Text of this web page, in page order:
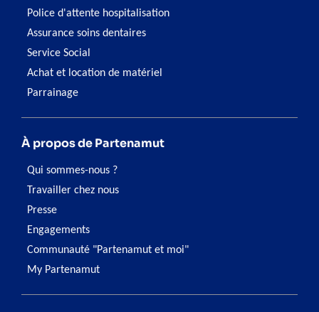
Police d'attente hospitalisation
Assurance soins dentaires
Service Social
Achat et location de matériel
Parrainage
À propos de Partenamut
Qui sommes-nous ?
Travailler chez nous
Presse
Engagements
Communauté "Partenamut et moi"
My Partenamut